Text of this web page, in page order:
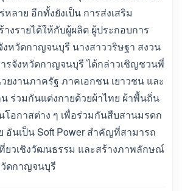
ลาย อีกทั้งยังเป็น การส่งเสริม
งรายได้ให้กับผู้ผลิต ผู้ประกอบการ
หวัดกาญจนบุรี นางสาววริษฐา สงวน
รจังหวัดกาญจนบุรี ได้กล่าวเชิญชวนพี่
งานภาครัฐ ภาคเอกชน เยาวชน และ
ร่วมกันแต่งกายด้วยผ้าไทย ผ้าพื้นถิ่น
อกาสต่าง ๆ เพื่อร่วมกันสืบสานมรดก
อันเป็น Soft Power สำคัญที่สามารถ
ยวเชิงวัฒนธรรม และสร้างภาพลักษณ์
ดกาญจนบุรี